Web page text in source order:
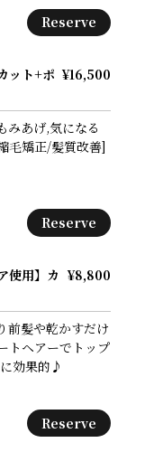
Reserve
ット+ポ ¥16,500
みあげ,気になる
毛矯正/髪質改善]
Reserve
使用】カ ¥8,800
前髪や乾かすだけ
トヘアーでトップ
効果的♪
Reserve